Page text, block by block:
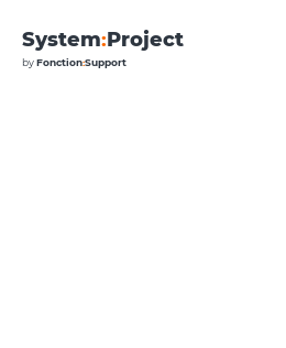
System:Project
byFonction:Support